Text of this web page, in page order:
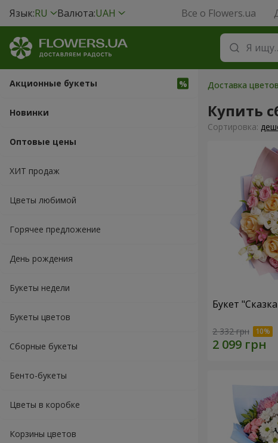
Язык:RU Валюта:UAH Все о Flowers.ua
Акционные букеты
Новинки
Оптовые цены
ХИТ продаж
Цветы любимой
Горячее предложение
День рождения
Букеты недели
Букеты цветов
Сборные букеты
Бенто-букеты
Цветы в коробке
Корзины цветов
Доставка
Купить
Cортировка:
Букет
2 332 грн